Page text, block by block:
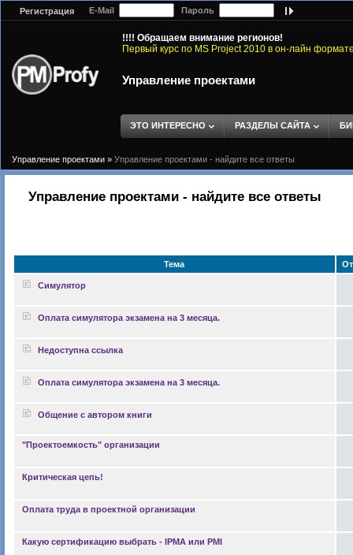
Регистрация E-Mail Пароль
!!!! Обращаем внимание регионов!
Первый курс по MS Project 2010 в он-лайн
Управление проектами
ЭТО ИНТЕРЕСНО РАЗДЕЛЫ САЙТА
Управление проектами » Управление проектами - найдите все ответы
Управление проектами - найдите все ответы
Тема
Симулятор
Оплата симулятора экзамена на 3 месяца.
Недоступна ссылка
Оплата симулятора экзамена на 3 месяца.
Общение с автором книги
"Проектоемкость" организации
Критическая цепь!
Оплата труда в проектной организации
Какую сертификацию выбрать - IPMA или PMI